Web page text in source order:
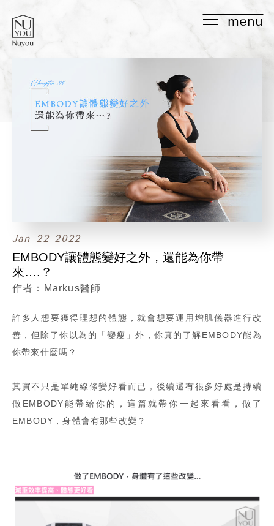
menu
Jan 22 2022
EMBODY讓體態變好之外，還能為你帶
來….？
Markus醫師
許多人想要獲得理想的體態，就會想要運用增肌儀器進行改
善，但除了你以為的「變瘦」外，你真的了解EMBODY能為
你帶來什麼嗎？
其實不只是單純線條變好看而已，後續還有很多好處是持續
做EMBODY能帶給你的，這篇就帶你一起來看看，做了
EMBODY，身體會有那些改變？